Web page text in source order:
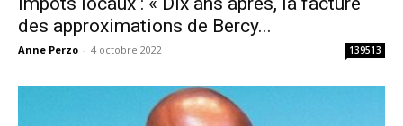
des approximations de Bercy...
Anne Perzo - 4 octobre 2022 139513